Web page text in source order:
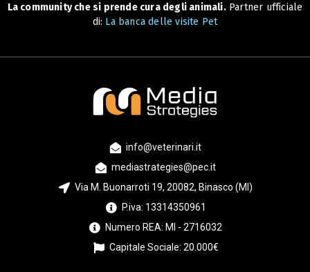
La community che si prende cura degli animali.Partner ufficiale
di: La banca delle visite Pet
info@veterinari.it
mediastrategies@pec.it
Via M. Buonarroti 19, 20082, Binasco (MI)
P.iva: 13314350961
Numero REA: MI - 2716032
Capitale Sociale: 20.000€